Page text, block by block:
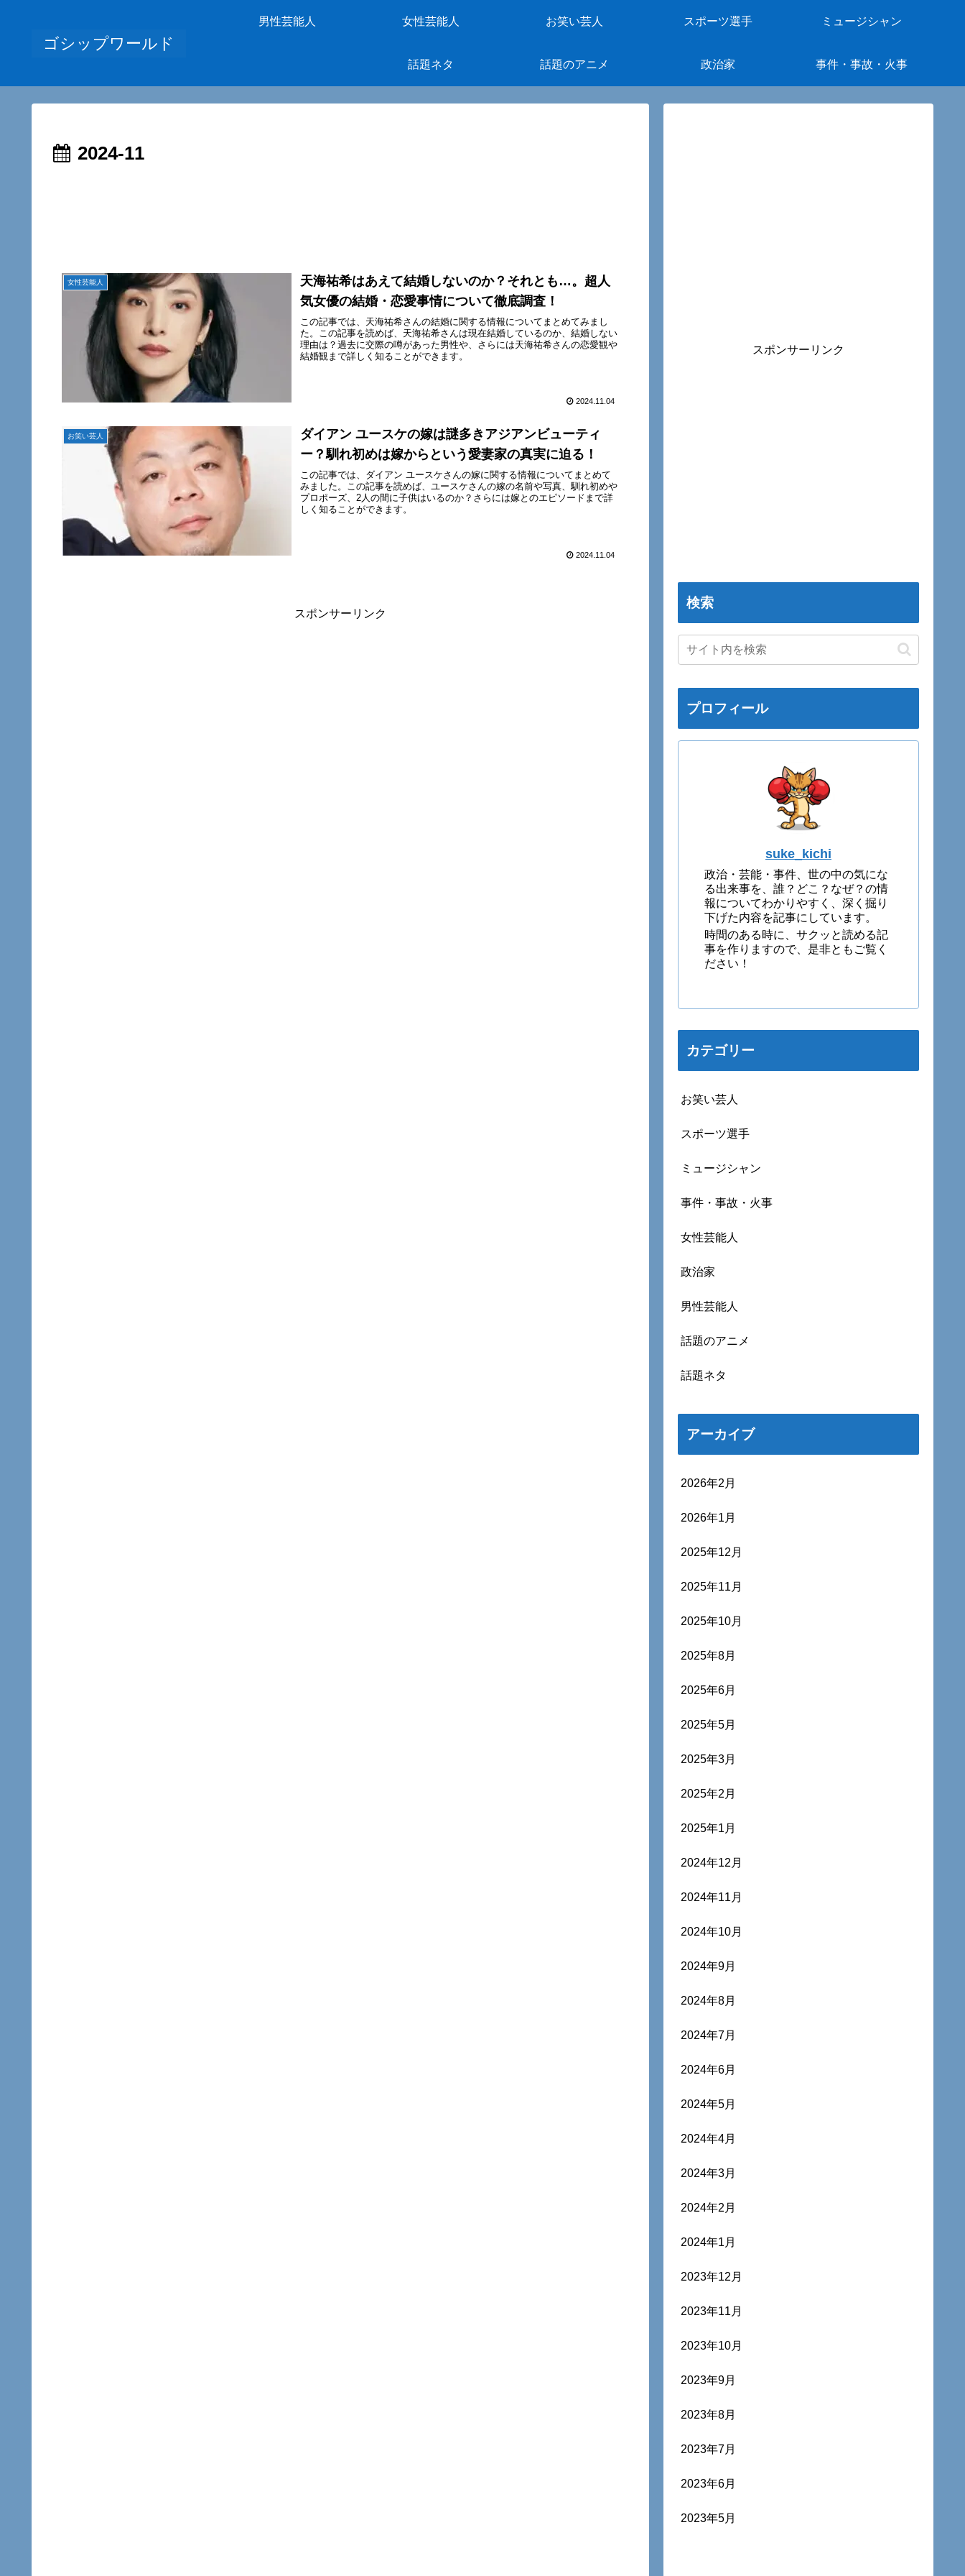
ゴシップワールド
男性芸能人 女性芸能人 お笑い芸人 スポーツ選手 ミュージシャン
話題ネタ 話題のアニメ 政治家 事件・事故・火事
2024-11
女性芸能人
天海祐希はあえて結婚しないのか？それとも…。超人
気女優の結婚・恋愛事情について徹底調査！
この記事では、天海祐希さんの結婚に関する情報についてまとめてみまし
た。この記事を読めば、天海祐希さんは現在結婚しているのか、結婚しない
理由は？過去に交際の噂があった男性や、さらには天海祐希さんの恋愛観や
結婚観まで詳しく知ることができます。
2024.11.04
お笑い芸人
ダイアン ユースケの嫁は謎多きアジアンビューティ
ー？馴れ初めは嫁からという愛妻家の真実に迫る！
この記事では、ダイアン ユースケさんの嫁に関する情報についてまとめて
みました。この記事を読めば、ユースケさんの嫁の名前や写真、馴れ初めや
プロポーズ、2人の間に子供はいるのか？さらには嫁とのエピソードまで詳
しく知ることができます。
2024.11.04
スポンサーリンク
スポンサーリンク
検索
プロフィール
suke_kichi
政治・芸能・事件、世の中の気にな
る出来事を、誰？どこ？なぜ？の情
報についてわかりやすく、深く掘り
下げた内容を記事にしています。
時間のある時に、サクッと読める記
事を作りますので、是非ともご覧く
ださい！
カテゴリー
お笑い芸人
スポーツ選手
ミュージシャン
事件・事故・火事
女性芸能人
政治家
男性芸能人
話題のアニメ
話題ネタ
アーカイブ
2026年2月
2026年1月
2025年12月
2025年11月
2025年10月
2025年8月
2025年6月
2025年5月
2025年3月
2025年2月
2025年1月
2024年12月
2024年11月
2024年10月
2024年9月
2024年8月
2024年7月
2024年6月
2024年5月
2024年4月
2024年3月
2024年2月
2024年1月
2023年12月
2023年11月
2023年10月
2023年9月
2023年8月
2023年7月
2023年6月
2023年5月